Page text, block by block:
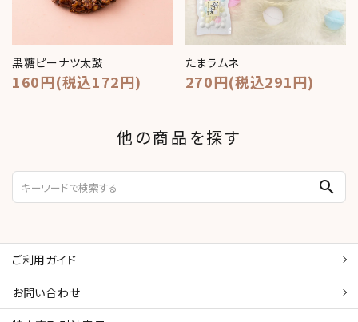
黒糖ピーナツ太鼓
160円(税込172円)
たまラムネ
270円(税込291円)
他の商品を探す
search
ご利用ガイド
お問い合わせ